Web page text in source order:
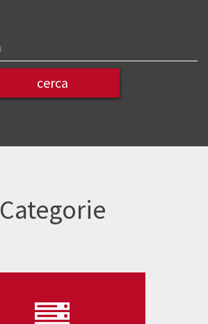
Categorie